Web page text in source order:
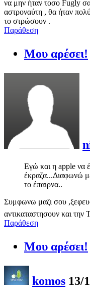
να μην ήταν τοσο Fugly
αστροναύτη , θα ήταν
το στρώσουν .
Παράθεση
Μου αρέσει!
Εγώ και η apple να
έκραζα...Διαφωνώ
το έπαιρνα..
Συμφωνω μαζι σου
αντικαταστησουν και την
Παράθεση
Μου αρέσει!
komos 13/